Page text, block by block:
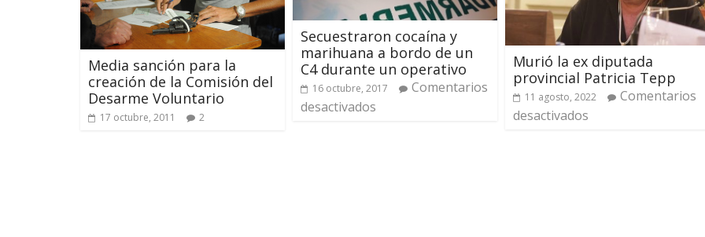
Media sanción para la
creación de la Comisión del
Desarme Voluntario
17 octubre, 2011 2
Secuestraron cocaína y
marihuana a bordo de un
C4 durante un operativo
16 octubre, 2017
Comentarios
desactivados
Murió la ex diputada
provincial Patricia Tepp
11 agosto, 2022
Comentarios
desactivados